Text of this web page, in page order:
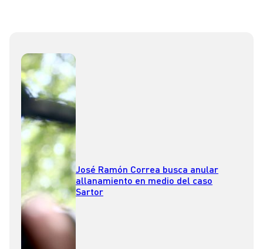
José Ramón Correa busca anular
allanamiento en medio del caso
Sartor